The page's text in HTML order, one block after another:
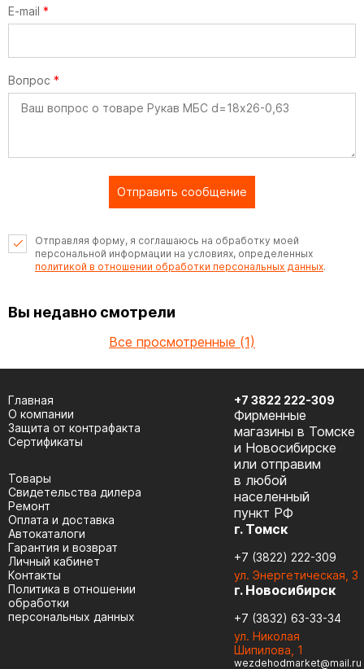
E-mail *
Вопрос *
Отправить сообщение
Отправляя форму, я соглашаюсь на обработку моей
персональной информации на условиях, определенных
политикой в отношении обработки персональных данных.
Вы недавно смотрели
Все просмотренные (1)
Главная
О компании
Защита от контрафакта
Сертификаты
Товары
Cвидетельства дилера
Ремонт
Оплата и доставка
Автокаталоги
Гарантия и возврат
Личный кабинет
Контакты
Политика в отношении
обработки
персональных данных
+7 3822 222-309
Фирменные
магазины в Томске
и Новосибирске
или отправим
в любой
населенный
пункт РФ
г. Томск
+7 (3822) 222-309
ул. Энергетическая, 3
г. Новосибирск
+7 (3832) 63-33-34
ул. Николая
Шипилова, 1
wezdehodmarket@mail.ru